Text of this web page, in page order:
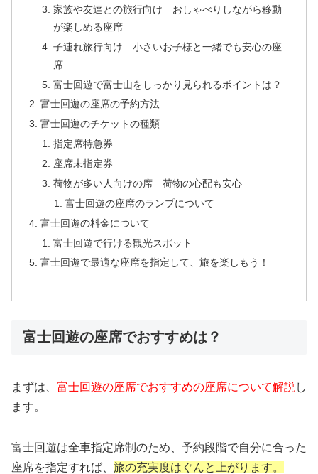
家族や友達との旅行向け おしゃべりしながら移動
が楽しめる座席
子連れ旅行向け 小さいお子様と一緒でも安心の座
席
富士回遊で富士山をしっかり見られるポイントは？
富士回遊の座席の予約方法
富士回遊のチケットの種類
指定席特急券
座席未指定券
荷物が多い人向けの席 荷物の心配も安心
富士回遊の座席のランプについて
富士回遊の料金について
富士回遊で行ける観光スポット
富士回遊で最適な座席を指定して、旅を楽しもう！
富士回遊の座席でおすすめは？
まずは、 富士回遊の座席でおすすめの座席について解説 し
ます。
富士回遊は全車指定席制のため、予約段階で自分に合った
座席を指定すれば、 旅の充実度はぐんと上がります。